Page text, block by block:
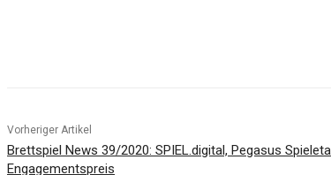
Vorheriger Artikel
Brettspiel News 39/2020: SPIEL.digital, Pegasus
Engagementspreis